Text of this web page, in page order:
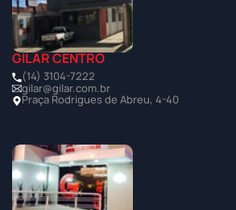
GILAR CENTRO
(14) 3104-7222
gilar@gilar.com.br
Praça Rodrigues de Abreu, 4-40